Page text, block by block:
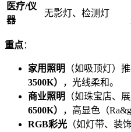
医疗/仪
器
无影灯、检测灯
重点：
家用照明 （如吸顶灯）
3500K）
，光线柔和。
商业照明
（如珠宝店、
6500K）
，高显色（
RGB彩光 （如灯带、装